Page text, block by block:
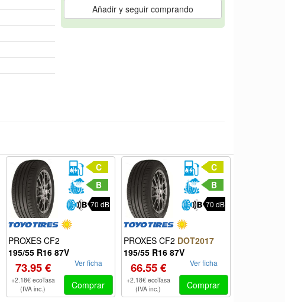
Añadir y seguir comprando
C
B
70 dB
PROXES CF2
195/55 R16 87V
73.95 €
+2.18€ ecoTasa
(IVA inc.)
Ver ficha
Comprar
C
B
70 dB
PROXES CF2 DOT2017
195/55 R16 87V
66.55 €
+2.18€ ecoTasa
(IVA inc.)
Ver ficha
Comprar